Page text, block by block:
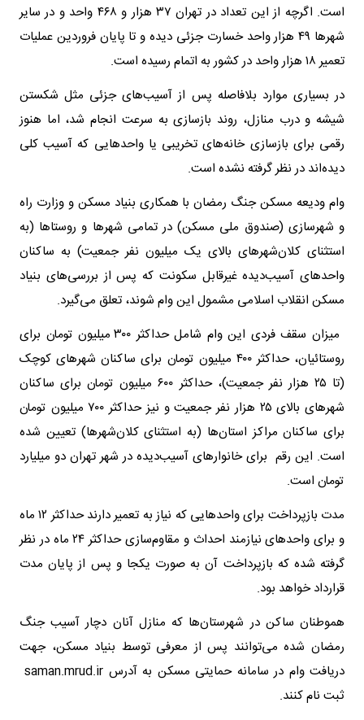
است. اگرچه از این تعداد در تهران ۳۷ هزار و ۴۶۸ واحد و در سایر
شهرها ۴۹ هزار واحد خسارت جزئی دیده و تا پایان فروردین عملیات
تعمیر ۱۸ هزار واحد در کشور به اتمام رسیده است.
در بسیاری موارد بلافاصله پس از آسیب‌های جزئی مثل شکستن
شیشه و درب منازل، روند بازسازی به سرعت انجام شد، اما هنوز
رقمی برای بازسازی خانه‌های تخریبی یا واحدهایی که آسیب کلی
دیده‌اند در نظر گرفته نشده است.
وام ودیعه مسکن جنگ رمضان با همکاری بنیاد مسکن و وزارت راه
و شهرسازی (صندوق ملی مسکن) در تمامی شهرها و روستاها (به
استثنای کلان‌شهرهای بالای یک میلیون نفر جمعیت) به ساکنان
واحدهای آسیب‌دیده غیرقابل سکونت که پس از بررسی‌های بنیاد
مسکن انقلاب اسلامی مشمول این وام شوند، تعلق می‌گیرد.
میزان سقف فردی این وام شامل حداکثر ۳۰۰ میلیون تومان برای
روستائیان، حداکثر ۴۰۰ میلیون تومان برای ساکنان شهرهای کوچک
(تا ۲۵ هزار نفر جمعیت)، حداکثر ۶۰۰ میلیون تومان برای ساکنان
شهرهای بالای ۲۵ هزار نفر جمعیت و نیز حداکثر ۷۰۰ میلیون تومان
برای ساکنان مراکز استان‌ها (به استثنای کلان‌شهرها) تعیین شده
است. این رقم برای خانوارهای آسیب‌دیده در شهر تهران دو میلیارد
تومان است.
مدت بازپرداخت برای واحدهایی که نیاز به تعمیر دارند حداکثر ۱۲ ماه
و برای واحدهای نیازمند احداث و مقاوم‌سازی حداکثر ۲۴ ماه در نظر
گرفته شده که بازپرداخت آن به صورت یکجا و پس از پایان مدت
قرارداد خواهد بود.
هموطنان ساکن در شهرستان‌ها که منازل آنان دچار آسیب جنگ
رمضان شده می‌توانند پس از معرفی توسط بنیاد مسکن، جهت
دریافت وام در سامانه حمایتی مسکن به آدرس saman.mrud.ir
ثبت نام کنند.